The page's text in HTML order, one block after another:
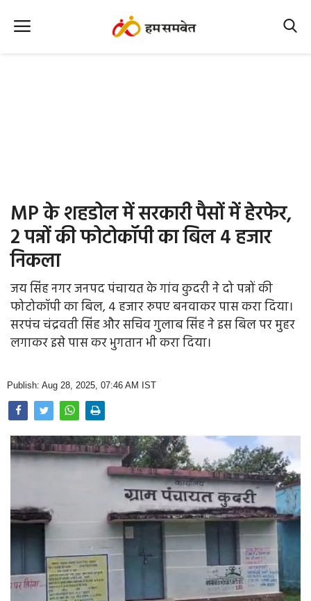
Office Office
Political Gossips
Farm & Food
Opinion
Photo Gallery
Home
MP के शहडोल में सरकारी पैसों में हेरफेर,
2 पन्नों की फोटोकॉपी का बिल 4 हजार
निकला
जय सिंह नगर जनपद पंचायत के गांव कुदरी ने दो पन्नों की
फोटोकॉपी का बिल, 4 हजार रुपए बनवाकर पास करा दिया।
सरपंच चंद्रवती सिंह और सचिव गुलाब सिंह ने इस बिल पर मुहर
लगाकर इसे पास कर भुगतान भी करा दिया।
Publish: Aug 28, 2025, 07:46 AM IST